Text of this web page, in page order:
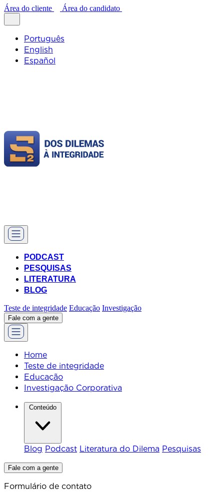
Área do cliente Área do candidato
Português
English
Español
PODCAST
PESQUISAS
LITERATURA
BLOG
Teste de integridade Educação Investigação
Fale com a gente
Home
Teste de integridade
Educação
Investigação Corporativa
Blog Podcast Literatura do Dilema Pesquisas
Fale com a gente
Formulário de contato